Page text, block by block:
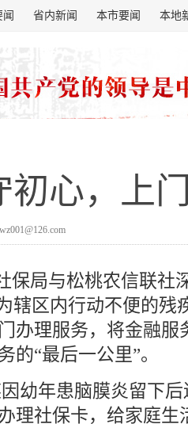
闻 省内新闻 本市要闻 本地
初心，上
保局与松桃农信联社
辖区内行动不便的残
办理服务，将金融服
的“最后一公里”。
幼年患脑膜炎留下
理社保卡，给家庭生